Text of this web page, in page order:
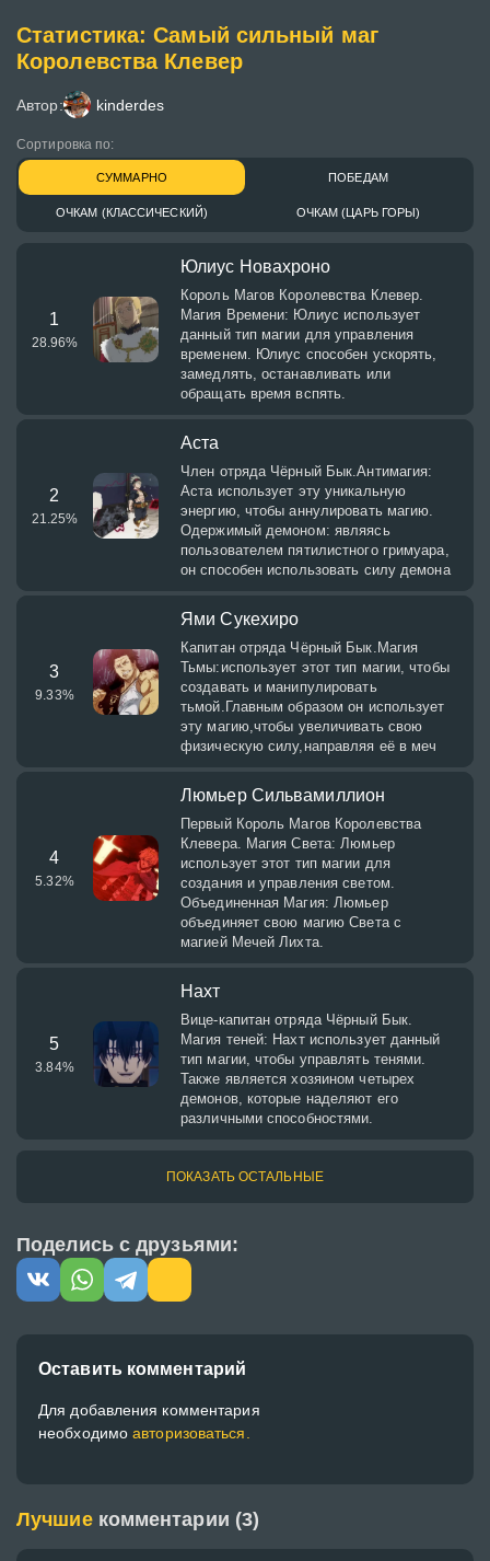
Статистика: Самый сильный маг
Королевства Клевер
Автор: kinderdes
Сортировка по:
СУММАРНО ПОБЕДАМ
ОЧКАМ (КЛАССИЧЕСКИЙ) ОЧКАМ (ЦАРЬ ГОРЫ)
1
28.96%
Юлиус Новахроно
Король Магов Королевства Клевер.
Магия Времени: Юлиус использует
данный тип магии для управления
временем. Юлиус способен ускорять,
замедлять, останавливать или
обращать время вспять.
2
21.25%
Аста
Член отряда Чёрный Бык.Антимагия:
Аста использует эту уникальную
энергию, чтобы аннулировать магию.
Одержимый демоном: являясь
пользователем пятилистного гримуара,
он способен использовать силу демона
3
9.33%
Ями Сукехиро
Капитан отряда Чёрный Бык.Магия
Тьмы:использует этот тип магии, чтобы
создавать и манипулировать
тьмой.Главным образом он использует
эту магию,чтобы увеличивать свою
физическую силу,направляя её в меч
4
5.32%
Люмьер Сильвамиллион
Первый Король Магов Королевства
Клевера. Магия Света: Люмьер
использует этот тип магии для
создания и управления светом.
Объединенная Магия: Люмьер
объединяет свою магию Света с
магией Мечей Лихта.
5
3.84%
Нахт
Вице-капитан отряда Чёрный Бык.
Магия теней: Нахт использует данный
тип магии, чтобы управлять тенями.
Также является хозяином четырех
демонов, которые наделяют его
различными способностями.
ПОКАЗАТЬ ОСТАЛЬНЫЕ
Поделись с друзьями:
Оставить комментарий
Для добавления комментария
необходимоавторизоваться.
Лучшие комментарии (3)